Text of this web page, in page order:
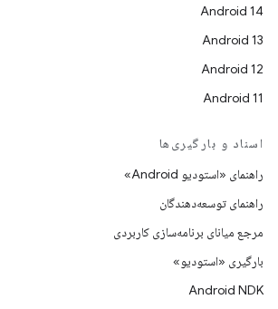
Android 14
Android 13
Android 12
Android 11
اسناد و بارگیری‌ها
راهنمای «استودیو Android»
راهنمای توسعه‌دهندگان
مرجع میانای برنامه‌سازی کاربردی
بارگیری «استودیو»
Android NDK